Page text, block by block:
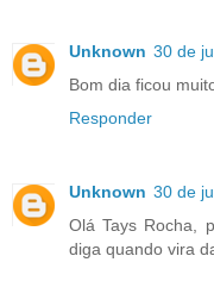
Unknown 30 de
Bom dia ficou
Responder
Unknown 30 de
Olá Tays Rocha,
diga quando vira